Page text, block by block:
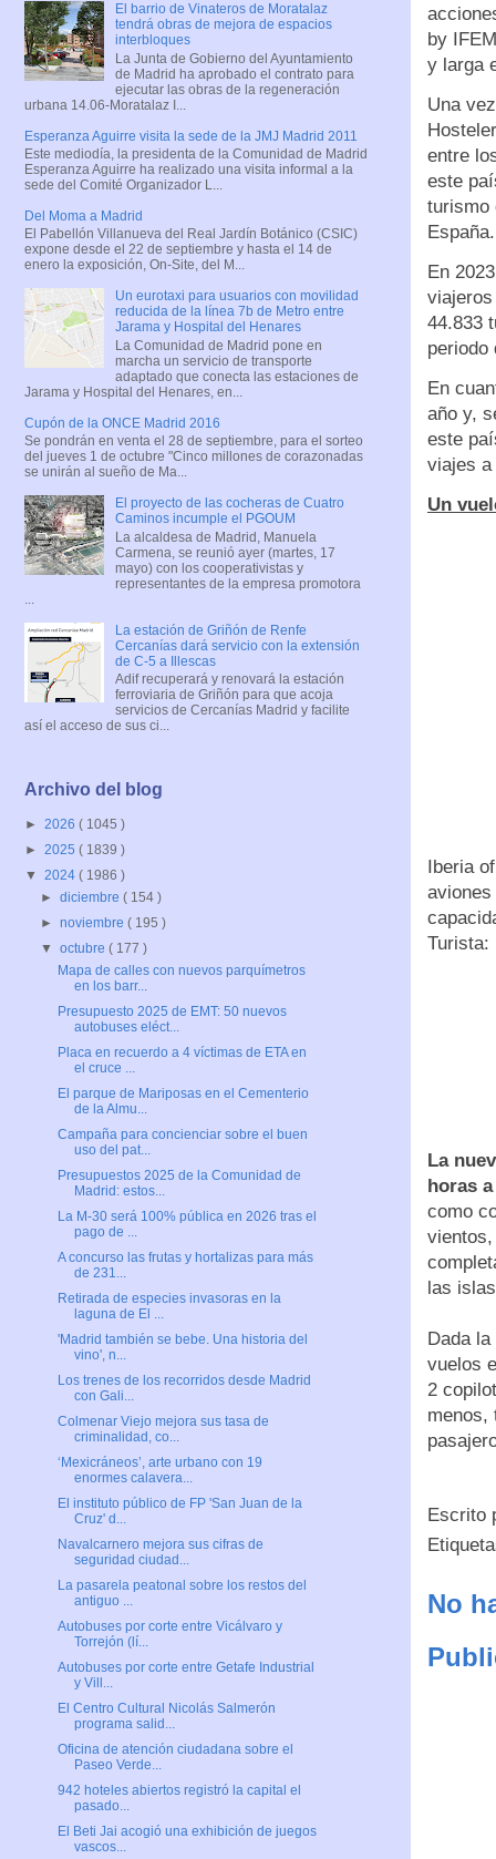
by
y larga
Una
entre
este
turismo
España.
En
44.833
periodo
En
año y,
este
viajes a
Un
Iberia
Turista:
La
horas
como
las
Dada
vuelos
2
menos,
Escrito
No
El barrio de Vinateros de Moratalaz
tendrá obras de mejora de espacios
interbloques
La Junta de Gobierno del Ayuntamiento
de Madrid ha aprobado el contrato para
ejecutar las obras de la regeneración
urbana 14.06-Moratalaz I...
Esperanza Aguirre visita la sede de la JMJ Madrid 2011
Este mediodía, la presidenta de la Comunidad de Madrid
Esperanza Aguirre ha realizado una visita informal a la
sede del Comité Organizador L...
Del Moma a Madrid
El Pabellón Villanueva del Real Jardín Botánico (CSIC)
expone desde el 22 de septiembre y hasta el 14 de
enero la exposición, On-Site, del M...
Un eurotaxi para usuarios con movilidad
reducida de la línea 7b de Metro entre
Jarama y Hospital del Henares
La Comunidad de Madrid pone en
marcha un servicio de transporte
adaptado que conecta las estaciones de
Jarama y Hospital del Henares, en...
Cupón de la ONCE Madrid 2016
Se pondrán en venta el 28 de septiembre, para el sorteo
del jueves 1 de octubre "Cinco millones de corazonadas
se unirán al sueño de Ma...
El proyecto de las cocheras de Cuatro
Caminos incumple el PGOUM
La alcaldesa de Madrid, Manuela
Carmena, se reunió ayer (martes, 17
mayo) con los cooperativistas y
representantes de la empresa promotora
La estación de Griñón de Renfe
Cercanías dará servicio con la extensión
de C-5 a Illescas
Adif recuperará y renovará la estación
ferroviaria de Griñón para que acoja
servicios de Cercanías Madrid y facilite
así el acceso de sus ci...
Archivo del blog
► 2026 ( 1045 )
► 2025 ( 1839 )
▼ 2024 ( 1986 )
►diciembre( 154 )
►noviembre( 195 )
▼octubre( 177 )
Mapa de calles con nuevos parquímetros
en los barr...
Presupuesto 2025 de EMT: 50 nuevos
autobuses eléct...
Placa en recuerdo a 4 víctimas de ETA en
el cruce ...
El parque de Mariposas en el Cementerio
de la Almu...
Campaña para concienciar sobre el buen
uso del pat...
Presupuestos 2025 de la Comunidad de
Madrid: estos...
La M-30 será 100% pública en 2026 tras el
pago de ...
A concurso las frutas y hortalizas para más
de 231...
Retirada de especies invasoras en la
laguna de El ...
'Madrid también se bebe. Una historia del
vino', n...
Los trenes de los recorridos desde Madrid
con Gali...
Colmenar Viejo mejora sus tasa de
criminalidad, co...
‘Mexicráneos’, arte urbano con 19
enormes calavera...
El instituto público de FP 'San Juan de la
Cruz' d...
Navalcarnero mejora sus cifras de
seguridad ciudad...
La pasarela peatonal sobre los restos del
antiguo ...
Autobuses por corte entre Vicálvaro y
Torrejón (lí...
Autobuses por corte entre Getafe Industrial
y Vill...
El Centro Cultural Nicolás Salmerón
programa salid...
Oficina de atención ciudadana sobre el
Paseo Verde...
942 hoteles abiertos registró la capital el
pasado...
El Beti Jai acogió una exhibición de juegos
vascos...